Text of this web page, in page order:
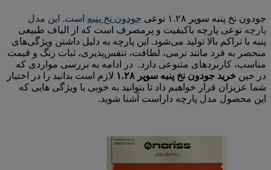
جودون نخ پنبه سوپر ۱.۲۸ نوعی جودون نخ پنبه است. این مدل
پارچه نوعی پارچه باکیفیت و پرمصرف است که از الیاف طبیعی
پنبه با تراکم بالا تولید می‌شود. این پارچه به دلیل داشتن ویژگی‌های
منحصر به فرد مانند نرمی، لطافت، تنفس‌پذیری، ثبات رنگ و قیمت
مناسب، کاربردهای متنوعی دارد. در ادامه به بررسی مواردی که
در حین خرید جودون نخ پنبه سوپر ۱.۲۸
لازم است بدانید را در اختیار
شما عزیزان قرار خواهیم داد تا بتوانید به خوبی با ویژگی هایی که
این محصول مدل پارچه داراست آشنا شوید.